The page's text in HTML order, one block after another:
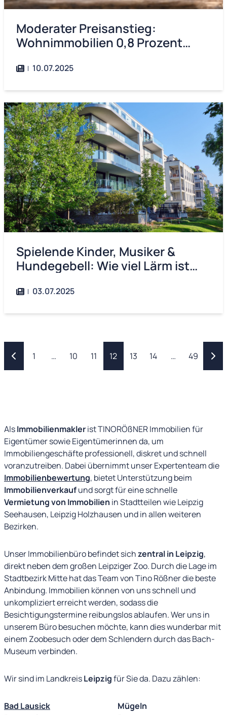
Moderater Preisanstieg:
Wohnimmobilien 0,8 Prozent
10.07.2025
Spielende Kinder, Musiker &
Hundegebell: Wie viel Lärm ist
03.07.2025
1 … 10 11 12 13 14 … 49
AlsImmobilienmaklerist TINORÖßNER Immobilien für
Eigentümer sowie Eigentümerinnen da, um
Immobiliengeschäfte professionell, diskret und schnell
voranzutreiben. Dabei übernimmt unser Expertenteam die
Immobilienbewertung, bietet Unterstützung beim
Immobilienverkaufund sorgt für eine schnelle
Vermietung von Immobilien in Stadtteilen wie Leipzig
Seehausen, Leipzig Holzhausen und in allen weiteren
Bezirken.
Unser Immobilienbüro befindet sichzentral in Leipzig,
direkt neben dem großen Leipziger Zoo. Durch die Lage im
Stadtbezirk Mitte hat das Team von Tino Rößner die beste
Anbindung. Immobilien können von uns schnell und
unkompliziert erreicht werden, sodass die
Besichtigungstermine reibungslos ablaufen. Wer uns in
unserem Büro besuchen möchte, kann dies wunderbar mit
einem Zoobesuch oder dem Schlendern durch das Bach-
Museum verbinden.
Wir sind im LandkreisLeipzigfür Sie da. Dazu zählen:
Bad Lausick
Mügeln